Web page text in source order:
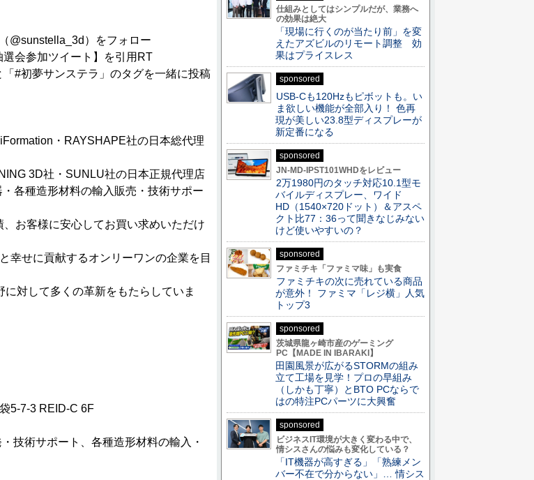
@sunstella_3d）をフォロー
会参加ツイート】を引用RT
#初夢サンステラ」のタグを一緒に投稿
・RAYSHAPE社の日本総代理
3D社・SUNLU社の日本正規代理店
各種造形材料の輸入販売・技術サポー
お客様に安心してお買い求めいただけ
幸せに貢献するオンリーワンの企業を目
対して多くの革新をもたらしていま
5-7-3 REID-C 6F
技術サポート、各種造形材料の輸入・
仕組みとしてはシンプルだが、業務へ
の効果は絶大
「現場に行くのが当たり前」を変
えたアズビルのリモート調整 効
果はプライスレス
sponsored
USB-Cも120Hzもピボットも。い
ま欲しい機能が全部入り！ 色再
現が美しい23.8型ディスプレーが
新定番になる
sponsored
JN-MD-IPST101WHDをレビュー
2万1980円のタッチ対応10.1型モ
バイルディスプレー、ワイド
HD（1540×720ドット）＆アスペ
クト比77：36って聞きなじみない
けど使いやすいの？
sponsored
ファミチキ「ファミマ味」も実食
ファミチキの次に売れている商品
が意外！ ファミマ「レジ横」人気
トップ3
sponsored
茨城県龍ヶ崎市産のゲーミング
PC【MADE IN IBARAKI】
田園風景が広がるSTORMの組み
立て工場を見学！プロの早組み
（しかも丁寧）とBTO PCならで
はの特注PCパーツに大興奮
sponsored
ビジネスIT環境が大きく変わる中で、
情シスさんの悩みも変化している？
「IT機器が高すぎる」「熟練メン
バー不在で分からない」… 情シス